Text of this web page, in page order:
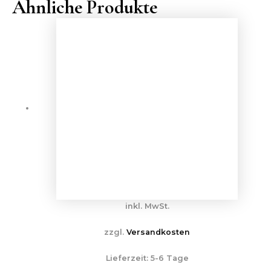
Ähnliche Produkte
inkl. MwSt.
zzgl.Versandkosten
Lieferzeit: 5-6 Tage